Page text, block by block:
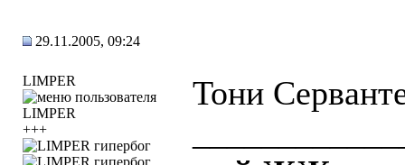
29.11.2005, 09:24
LIMPER
+++
Тони